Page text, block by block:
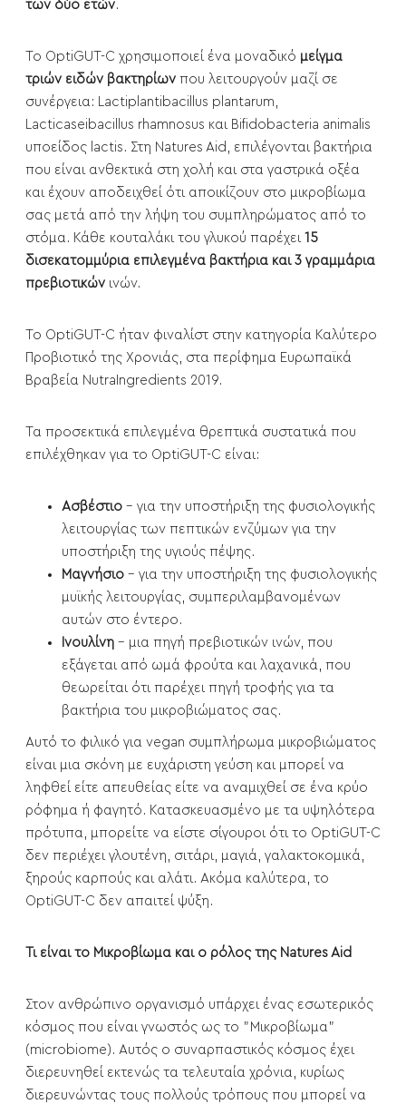
των δύο ετών.
Το OptiGUT-C χρησιμοποιεί ένα μοναδικό μείγμα
τριών ειδών βακτηρίων που λειτουργούν μαζί σε
συνέργεια: Lactiplantibacillus plantarum,
Lacticaseibacillus rhamnosus και Bifidobacteria animalis
υποείδος lactis. Στη Natures Aid, επιλέγονται βακτήρια
που είναι ανθεκτικά στη χολή και στα γαστρικά οξέα
και έχουν αποδειχθεί ότι αποικίζουν στο μικροβίωμα
σας μετά από την λήψη του συμπληρώματος από το
στόμα. Κάθε κουταλάκι του γλυκού παρέχει 15
δισεκατομμύρια επιλεγμένα βακτήρια και 3 γραμμάρια
πρεβιοτικών ινών.
Το OptiGUT-C ήταν φιναλίστ στην κατηγορία Καλύτερο
Προβιοτικό της Χρονιάς, στα περίφημα Ευρωπαϊκά
Βραβεία NutraIngredients 2019.
Τα προσεκτικά επιλεγμένα θρεπτικά συστατικά που
επιλέχθηκαν για το OptiGUT-C είναι:
Ασβέστιο – για την υποστήριξη της φυσιολογικής
λειτουργίας των πεπτικών ενζύμων για την
υποστήριξη της υγιούς πέψης.
Μαγνήσιο – για την υποστήριξη της φυσιολογικής
μυϊκής λειτουργίας, συμπεριλαμβανομένων
αυτών στο έντερο.
Ινουλίνη – μια πηγή πρεβιοτικών ινών, που
εξάγεται από ωμά φρούτα και λαχανικά, που
θεωρείται ότι παρέχει πηγή τροφής για τα
βακτήρια του μικροβιώματος σας.
Αυτό το φιλικό για vegan συμπλήρωμα μικροβιώματος
είναι μια σκόνη με ευχάριστη γεύση και μπορεί να
ληφθεί είτε απευθείας είτε να αναμιχθεί σε ένα κρύο
ρόφημα ή φαγητό. Κατασκευασμένο με τα υψηλότερα
πρότυπα, μπορείτε να είστε σίγουροι ότι το OptiGUT-C
δεν περιέχει γλουτένη, σιτάρι, μαγιά, γαλακτοκομικά,
ξηρούς καρπούς και αλάτι. Ακόμα καλύτερα, το
OptiGUT-C δεν απαιτεί ψύξη.
Τι είναι το Μικροβίωμα και ο ρόλος της Natures Aid
Στον ανθρώπινο οργανισμό υπάρχει ένας εσωτερικός
κόσμος που είναι γνωστός ως το "Μικροβίωμα"
(microbiome). Αυτός ο συναρπαστικός κόσμος έχει
διερευνηθεί εκτενώς τα τελευταία χρόνια, κυρίως
διερευνώντας τους πολλούς τρόπους που μπορεί να